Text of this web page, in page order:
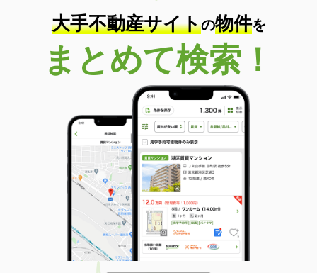
大手不動産サイトの物件を
まとめて検索！